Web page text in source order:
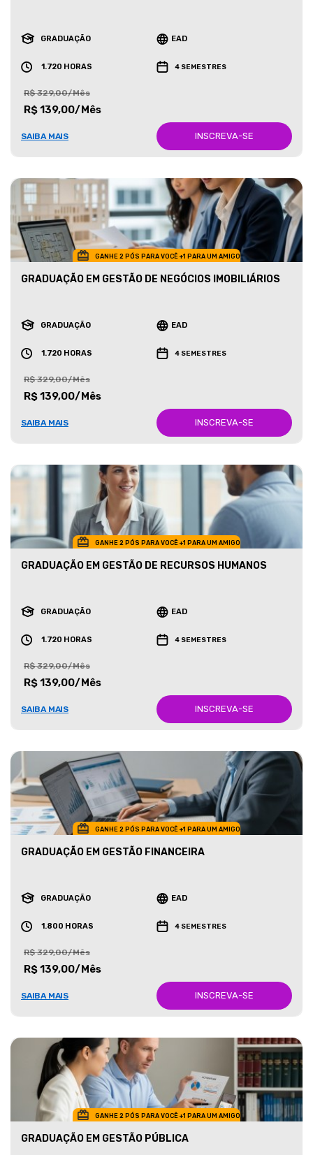
GRADUAÇÃO EAD
1.720 HORAS 4 SEMESTRES
R$ 329,00/Mês
R$ 139,00/Mês
SAIBA MAIS INSCREVA-SE
GANHE 2 PÓS PARA VOCÊ +1 PARA UM AMIGO
GRADUAÇÃO EM GESTÃO DE NEGÓCIOS IMOBILIÁRIOS
GRADUAÇÃO EAD
1.720 HORAS 4 SEMESTRES
R$ 329,00/Mês
R$ 139,00/Mês
SAIBA MAIS INSCREVA-SE
GANHE 2 PÓS PARA VOCÊ +1 PARA UM AMIGO
GRADUAÇÃO EM GESTÃO DE RECURSOS HUMANOS
GRADUAÇÃO EAD
1.720 HORAS 4 SEMESTRES
R$ 329,00/Mês
R$ 139,00/Mês
SAIBA MAIS INSCREVA-SE
GANHE 2 PÓS PARA VOCÊ +1 PARA UM AMIGO
GRADUAÇÃO EM GESTÃO FINANCEIRA
GRADUAÇÃO EAD
1.800 HORAS 4 SEMESTRES
R$ 329,00/Mês
R$ 139,00/Mês
SAIBA MAIS INSCREVA-SE
GANHE 2 PÓS PARA VOCÊ +1 PARA UM AMIGO
GRADUAÇÃO EM GESTÃO PÚBLICA